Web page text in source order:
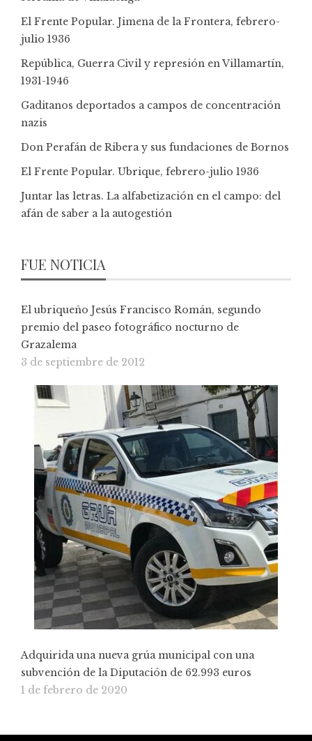
El Frente Popular. Jimena de la Frontera, febrero-
julio 1936
República, Guerra Civil y represión en Villamartín,
1931-1946
Gaditanos deportados a campos de concentración
nazis
Don Perafán de Ribera y sus fundaciones de Bornos
El Frente Popular. Ubrique, febrero-julio 1936
Juntar las letras. La alfabetización en el campo: del
afán de saber a la autogestión
FUE NOTICIA
El ubriqueño Jesús Francisco Román, segundo
premio del paseo fotográfico nocturno de
Grazalema
3 de septiembre de 2012
Adquirida una nueva grúa municipal con una
subvención de la Diputación de 62.993 euros
1 de febrero de 2020